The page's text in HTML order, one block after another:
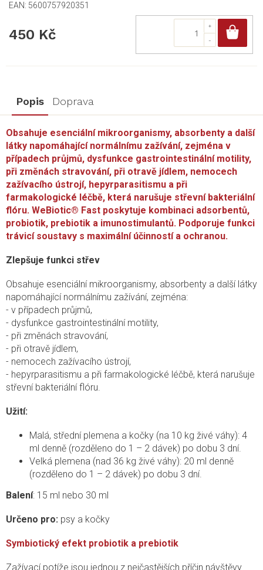
EAN: 5600757920351
450 Kč
Popis Doprava
Obsahuje esenciální mikroorganismy, absorbenty a další
látky napomáhající normálnímu zažívání, zejména v
případech průjmů, dysfunkce gastrointestinální motility,
při změnách stravování, při otravě jídlem, nemocech
zažívacího ústrojí, hepyrparasitismu a při
farmakologické léčbě, která narušuje střevní bakteriální
flóru. WeBiotic® Fast poskytuje kombinaci adsorbentů,
probiotik, prebiotik a imunostimulantů. Podporuje funkci
trávicí soustavy s maximální účinností a ochranou.
Zlepšuje funkci střev
Obsahuje esenciální mikroorganismy, absorbenty a další látky
napomáhající normálnímu zažívání, zejména:
- v případech průjmů,
- dysfunkce gastrointestinální motility,
- při změnách stravování,
- při otravě jídlem,
- nemocech zažívacího ústrojí,
- hepyrparasitismu a při farmakologické léčbě, která narušuje
střevní bakteriální flóru.
Užití:
Malá, střední plemena a kočky (na 10 kg živé váhy): 4
ml denně (rozděleno do 1 – 2 dávek) po dobu 3 dní.
Velká plemena (nad 36 kg živé váhy): 20 ml denně
(rozděleno do 1 – 2 dávek) po dobu 3 dní.
Balení: 15 ml nebo 30 ml
Určeno pro: psy a kočky
Symbiotický efekt probiotik a prebiotik
Zažívací potíže jsou jednou z nejčastějších příčin návštěvy